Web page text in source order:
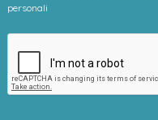
personali